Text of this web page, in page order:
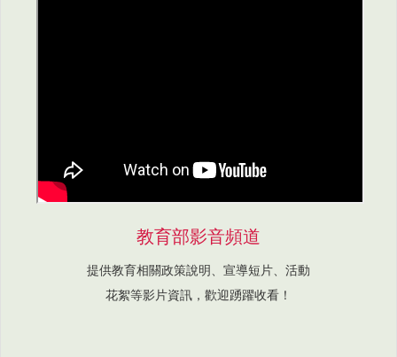
教育部影音頻道
提供教育相關政策說明、宣導短片、活動
花絮等影片資訊，歡迎踴躍收看！